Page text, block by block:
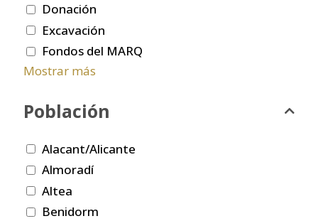
Donación
Excavación
Fondos del MARQ
Mostrar más
Población
Alacant/Alicante
Almoradí
Altea
Benidorm